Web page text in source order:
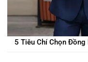
5 Tiêu Chí Chọn